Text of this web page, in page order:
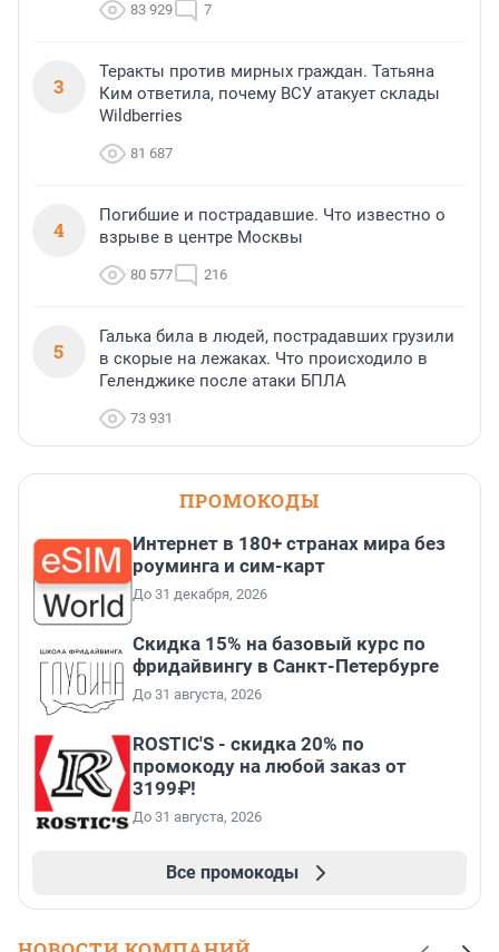
83 929 7
3
Теракты против мирных граждан. Татьяна
Ким ответила, почему ВСУ атакует склады
Wildberries
81 687
4
Погибшие и пострадавшие. Что известно о
взрыве в центре Москвы
80 577 216
5
Галька била в людей, пострадавших грузили
в скорые на лежаках. Что происходило в
Геленджике после атаки БПЛА
73 931
ПРОМОКОДЫ
Интернет в 180+ странах мира без
роуминга и сим-карт
До 31 декабря, 2026
Скидка 15% на базовый курс по
фридайвингу в Санкт-Петербурге
До 31 августа, 2026
ROSTIC'S - скидка 20% по
промокоду на любой заказ от
3199₽!
До 31 августа, 2026
Все промокоды